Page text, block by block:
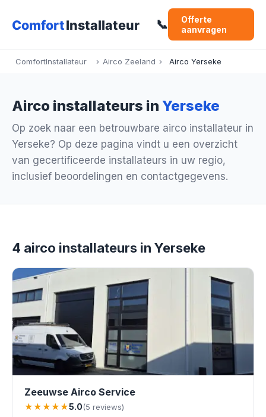
📞
Offerte
aanvragen
ComfortInstallateur › Airco Zeeland › Airco Yerseke
Airco installateurs in Yerseke
Op zoek naar een betrouwbare airco installateur in
Yerseke? Op deze pagina vindt u een overzicht
van gecertificeerde installateurs in uw regio,
inclusief beoordelingen en contactgegevens.
4 airco installateurs in Yerseke
Zeeuwse Airco Service
★★★★★5.0(5 reviews)